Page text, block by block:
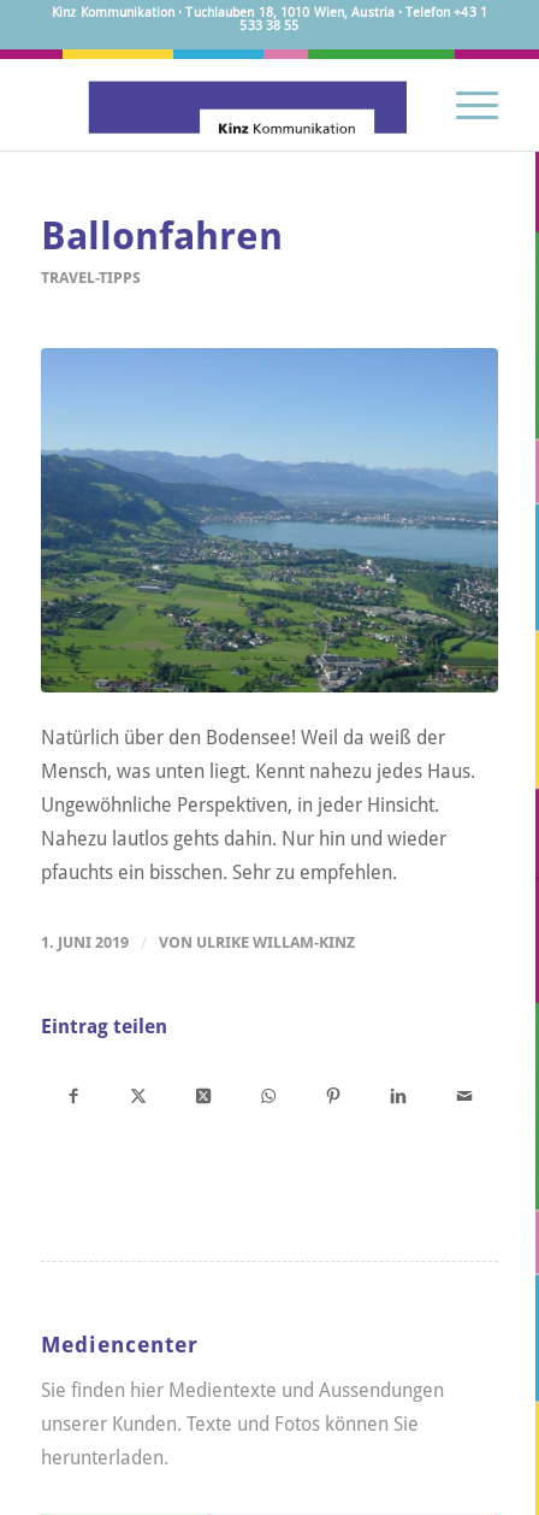
Kinz Kommunikation · Tuchlauben 18, 1010 Wien, Austria · Telefon +43 1
533 38 55
Ballonfahren
TRAVEL-TIPPS
Natürlich über den Bodensee! Weil da weiß der
Mensch, was unten liegt. Kennt nahezu jedes Haus.
Ungewöhnliche Perspektiven, in jeder Hinsicht.
Nahezu lautlos gehts dahin. Nur hin und wieder
pfauchts ein bisschen. Sehr zu empfehlen.
1. JUNI 2019 / VON ULRIKE WILLAM-KINZ
Eintrag teilen
Mediencenter
Sie finden hier Medientexte und Aussendungen
unserer Kunden. Texte und Fotos können Sie
herunterladen.